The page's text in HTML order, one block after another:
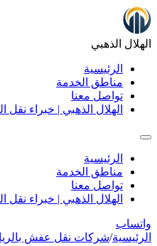
الهلال الذهبي
الرئيسية
مناطق الخدمة
تواصل معنا
الهلال الذهبي | خبراء نقل
الرئيسية
مناطق الخدمة
تواصل معنا
الهلال الذهبي | خبراء نقل
واتساب
الرئيسية/شركات نقل عفش